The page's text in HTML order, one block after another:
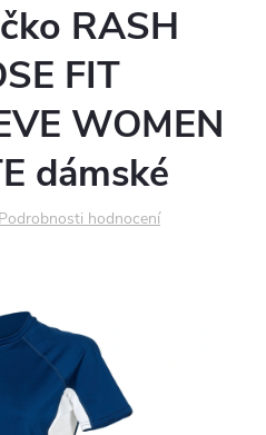
RASH
FIT
WOMEN
dámské
Podrobnosti hodnocení